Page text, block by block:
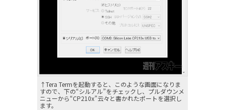
↑Tera Termを起動すると、このような画面になりま
すので、下の“シルアル”をチェックし、プルダウンメ
ニューから“CP210x”云々と書かれたポートを選択し
ます。